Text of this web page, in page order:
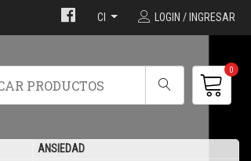
Cl LOGIN / INGRESAR
0
ANSIEDAD